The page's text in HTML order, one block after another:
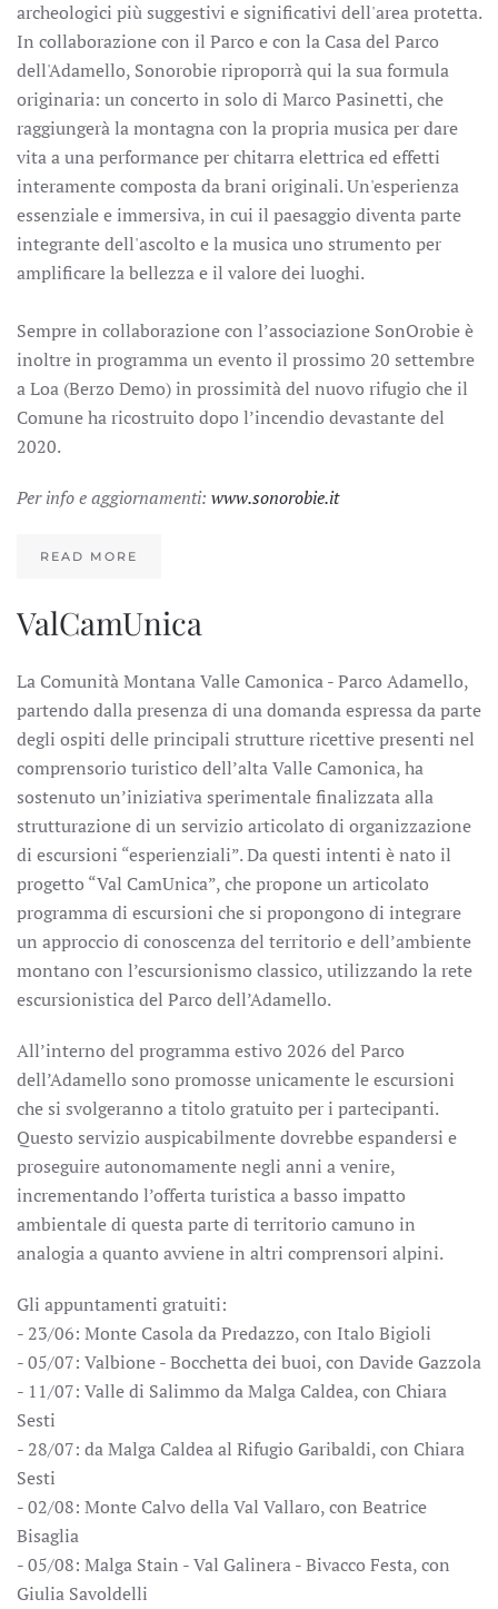
archeologici più suggestivi e significativi dell'area protetta.
In collaborazione con il Parco e con la Casa del Parco
dell'Adamello, Sonorobie riproporrà qui la sua formula
originaria: un concerto in solo di Marco Pasinetti, che
raggiungerà la montagna con la propria musica per dare
vita a una performance per chitarra elettrica ed effetti
interamente composta da brani originali. Un'esperienza
essenziale e immersiva, in cui il paesaggio diventa parte
integrante dell'ascolto e la musica uno strumento per
amplificare la bellezza e il valore dei luoghi.
Sempre in collaborazione con l’associazione SonOrobie è
inoltre in programma un evento il prossimo 20 settembre
a Loa (Berzo Demo) in prossimità del nuovo rifugio che il
Comune ha ricostruito dopo l’incendio devastante del
2020.
Per info e aggiornamenti: www.sonorobie.it
READ MORE
ValCamUnica
La Comunità Montana Valle Camonica - Parco Adamello,
partendo dalla presenza di una domanda espressa da parte
degli ospiti delle principali strutture ricettive presenti nel
comprensorio turistico dell’alta Valle Camonica, ha
sostenuto un’iniziativa sperimentale finalizzata alla
strutturazione di un servizio articolato di organizzazione
di escursioni “esperienziali”. Da questi intenti è nato il
progetto “Val CamUnica”, che propone un articolato
programma di escursioni che si propongono di integrare
un approccio di conoscenza del territorio e dell’ambiente
montano con l’escursionismo classico, utilizzando la rete
escursionistica del Parco dell’Adamello.
All’interno del programma estivo 2026 del Parco
dell’Adamello sono promosse unicamente le escursioni
che si svolgeranno a titolo gratuito per i partecipanti.
Questo servizio auspicabilmente dovrebbe espandersi e
proseguire autonomamente negli anni a venire,
incrementando l’offerta turistica a basso impatto
ambientale di questa parte di territorio camuno in
analogia a quanto avviene in altri comprensori alpini.
Gli appuntamenti gratuiti:
- 23/06: Monte Casola da Predazzo, con Italo Bigioli
- 05/07: Valbione - Bocchetta dei buoi, con Davide Gazzola
- 11/07: Valle di Salimmo da Malga Caldea, con Chiara
Sesti
- 28/07: da Malga Caldea al Rifugio Garibaldi, con Chiara
Sesti
- 02/08: Monte Calvo della Val Vallaro, con Beatrice
Bisaglia
- 05/08: Malga Stain - Val Galinera - Bivacco Festa, con
Giulia Savoldelli